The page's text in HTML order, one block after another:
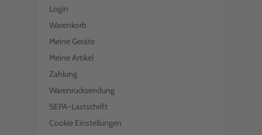
Login
Warenkorb
Meine Geräte
Meine Artikel
Zahlung
Warenrücksendung
SEPA-Lastschrift
Cookie Einstellungen